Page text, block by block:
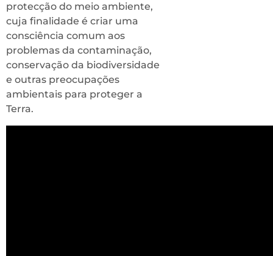
protecção do meio ambiente,
cuja finalidade é criar uma
consciência comum aos
problemas da contaminação,
conservação da biodiversidade
e outras preocupações
ambientais para proteger a
Terra.